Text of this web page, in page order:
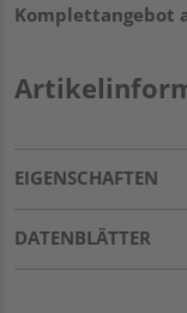
Komplettangebot
EIGENSCHAFTEN
DATENBLÄTTER